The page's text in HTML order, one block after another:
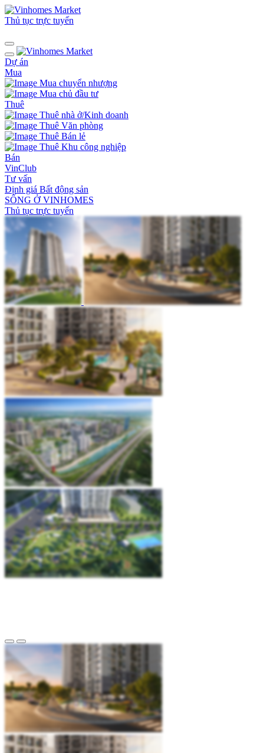
Thủ tục trực tuyến
Dự án
Mua
Mua chuyển nhượng
Mua chủ đầu tư
Thuê
Thuê nhà ở/Kinh doanh
Thuê Văn phòng
Thuê Bán lẻ
Thuê Khu công nghiệp
Bán
VinClub
Tư vấn
Định giá Bất động sản
SỐNG Ở VINHOMES
Thủ tục trực tuyến